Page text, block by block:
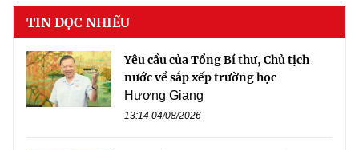
TIN ĐỌC NHIỀU
Yêu cầu của Tổng Bí thư, Chủ tịch
nước về sắp xếp trường học
Hương Giang
13:14 04/08/2026